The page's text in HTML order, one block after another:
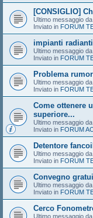
[CONSIGLIO]
Ultimo messaggio da
Inviato in FORUM
impianti
Ultimo messaggio da
Inviato in FORUM
Problema
Ultimo messaggio da
Inviato in FORUM
Come ottenere
superiore...
Ultimo messaggio da
Inviato in FORUM
Detentore fancoil
Ultimo messaggio da
Inviato in FORUM
Convegno
Ultimo messaggio da
Inviato in FORUM
Cerco
Ultimo messaggio da